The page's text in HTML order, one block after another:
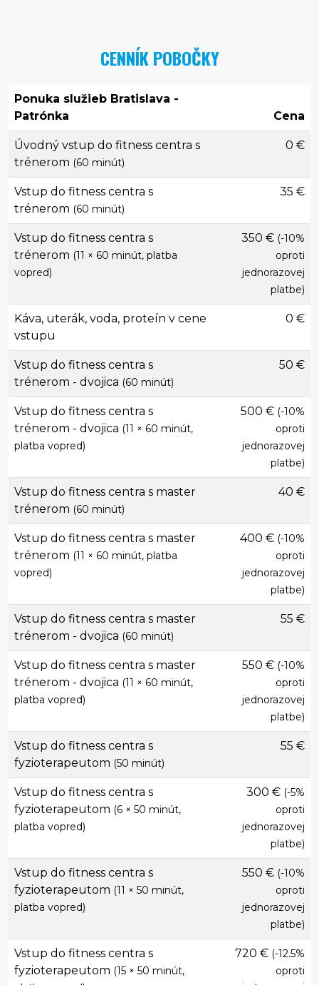
CENNÍK POBOČKY
Ponuka služieb Bratislava -
Patrónka
Cena
Úvodný vstup do fitness centra s
trénerom (60 minút)
0 €
Vstup do fitness centra s
trénerom (60 minút)
35 €
Vstup do fitness centra s
trénerom (11 × 60 minút, platba
vopred)
350 € (-10%
oproti
jednorazovej
platbe)
Káva, uterák, voda, proteín v cene
vstupu
0 €
Vstup do fitness centra s
trénerom - dvojica (60 minút)
50 €
Vstup do fitness centra s
trénerom - dvojica (11 × 60 minút,
platba vopred)
500 € (-10%
oproti
jednorazovej
platbe)
Vstup do fitness centra s master
trénerom (60 minút)
40 €
Vstup do fitness centra s master
trénerom (11 × 60 minút, platba
vopred)
400 € (-10%
oproti
jednorazovej
platbe)
Vstup do fitness centra s master
trénerom - dvojica (60 minút)
55 €
Vstup do fitness centra s master
trénerom - dvojica (11 × 60 minút,
platba vopred)
550 € (-10%
oproti
jednorazovej
platbe)
Vstup do fitness centra s
fyzioterapeutom (50 minút)
55 €
Vstup do fitness centra s
fyzioterapeutom (6 × 50 minút,
platba vopred)
300 € (-5%
oproti
jednorazovej
platbe)
Vstup do fitness centra s
fyzioterapeutom (11 × 50 minút,
platba vopred)
550 € (-10%
oproti
jednorazovej
platbe)
Vstup do fitness centra s
fyzioterapeutom (15 × 50 minút,
720 € (-12.5%
oproti